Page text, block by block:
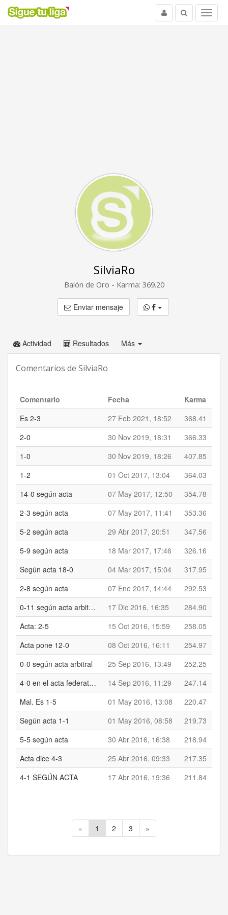
Menu
Buscar
Usuario
SilviaRo
Balón de Oro - Karma: 369.20
Enviar mensaje
Actividad Resultados Más
Comentarios de SilviaRo
Comentario Fecha
Karma
Es 2-3
27 Feb 2021, 18:52
368.41
2-0
30 Nov 2019, 18:31
366.33
1-0
30 Nov 2019, 18:26
407.85
1-2
01 Oct 2017, 13:04
364.03
14-0 según acta
07 May 2017, 12:50
354.78
2-3 según acta
07 May 2017, 11:41
353.36
5-2 según acta
29 Abr 2017, 20:51
347.56
5-9 según acta
18 Mar 2017, 17:46
326.16
Según acta 18-0
04 Mar 2017, 15:04
317.95
2-8 según acta
07 Ene 2017, 14:44
292.53
0-11 según acta arbitral
17 Dic 2016, 16:35
284.90
Acta: 2-5
15 Oct 2016, 15:59
258.05
Acta pone 12-0
08 Oct 2016, 16:11
254.97
0-0 según acta arbitral
25 Sep 2016, 13:49
252.25
4-0 en el acta federativa
14 Sep 2016, 11:29
247.14
Mal. Es 1-5
01 May 2016, 13:08
220.47
Según acta 1-1
01 May 2016, 08:58
219.73
5-5 según acta
30 Abr 2016, 16:38
218.94
Acta dice 4-3
25 Abr 2016, 09:33
217.35
4-1 SEGÚN ACTA
17 Abr 2016, 19:36 211.84
« 1 2 3 »